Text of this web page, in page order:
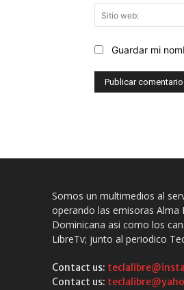
Guardar mi
Somos un multimedios al
operando las emisoras Alma
Dominicana asi como los
LibreTv; junto al periodico
Contact us:
Contact us: